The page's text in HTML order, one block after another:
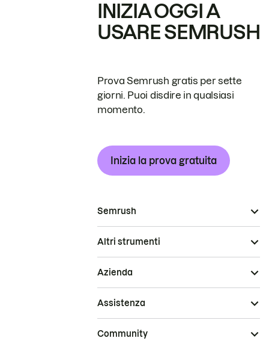
INIZIA OGGI A
USARE SEMRUSH
Prova Semrush gratis per sette
giorni. Puoi disdire in qualsiasi
momento.
Inizia la prova gratuita
Semrush
Altri strumenti
Azienda
Assistenza
Community